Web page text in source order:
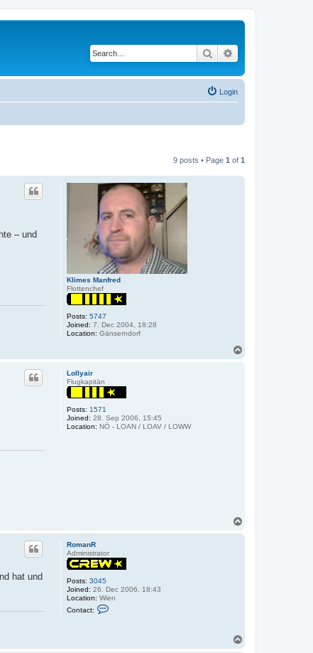
Search
Login
9 posts • Page 1 of 1
Klimes Manfred
Flottenchef
Posts: 5747
Joined: 7. Dec 2004, 18:28
Location: Gänserndorf
– und
Lollyair
Flugkapitän
Posts: 1571
Joined: 28. Sep 2006, 15:45
Location: NÖ - LOAN / LOAV / LOWW
RomanR
Administrator
Posts: 3045
Joined: 26. Dec 2006, 18:43
Location: Wien
Contact:
c
hat und